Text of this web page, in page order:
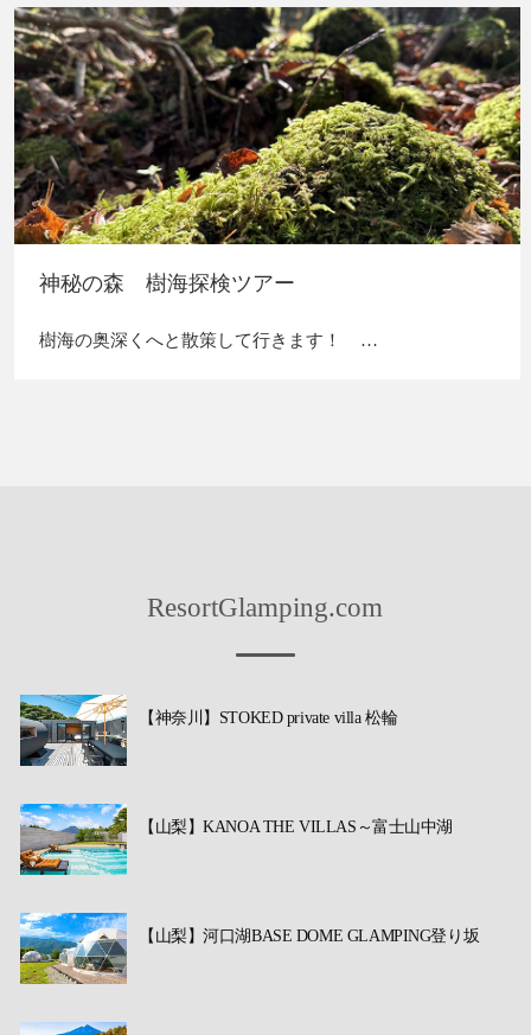
神秘の森 樹海探検ツアー
樹海の奥深くへと散策して行きます！ …
ResortGlamping.com
【神奈川】STOKED private villa 松輪
【山梨】KANOA THE VILLAS～富士山中湖
【山梨】河口湖BASE DOME GLAMPING登り坂